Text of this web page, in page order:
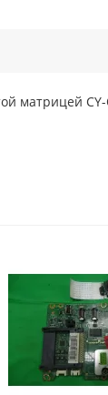
матрицей CY-